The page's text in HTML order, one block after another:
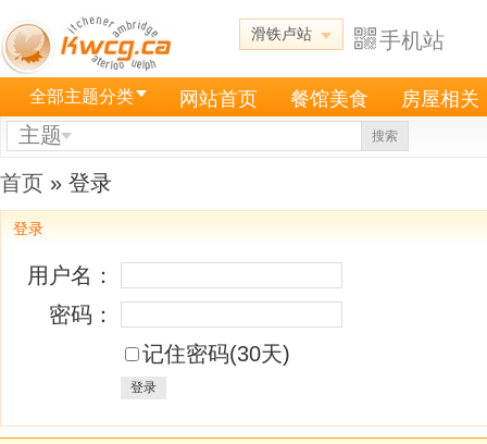
滑铁卢站 手机站
全部主题分类 网站首页 餐馆美食 房屋相关
主题 搜索
首页 » 登录
登录
用户名：
密码：
记住密码(30天)
登录